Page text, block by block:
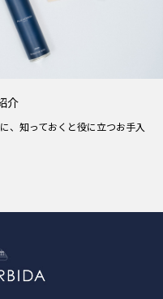
介
、知っておくと役に立つお手入